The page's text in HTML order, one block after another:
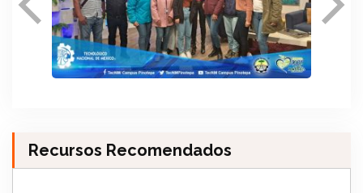
Recursos Recomendados